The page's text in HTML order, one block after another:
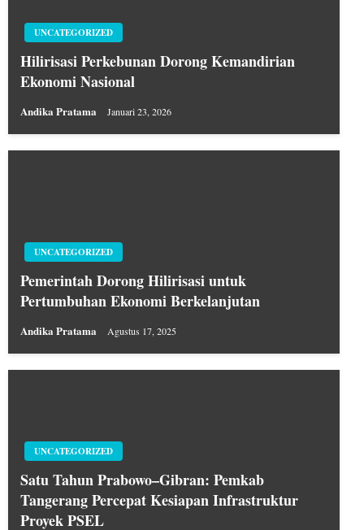
UNCATEGORIZED
Hilirisasi Perkebunan Dorong Kemandirian
Ekonomi Nasional
Andika Pratama Januari 23, 2026
UNCATEGORIZED
Pemerintah Dorong Hilirisasi untuk
Pertumbuhan Ekonomi Berkelanjutan
Andika Pratama Agustus 17, 2025
UNCATEGORIZED
Satu Tahun Prabowo–Gibran: Pemkab
Tangerang Percepat Kesiapan Infrastruktur
Proyek PSEL